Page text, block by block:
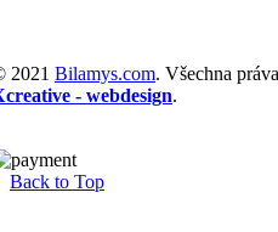
2021 Bilamys.com. Všechna
- webdesign.
Back to Top